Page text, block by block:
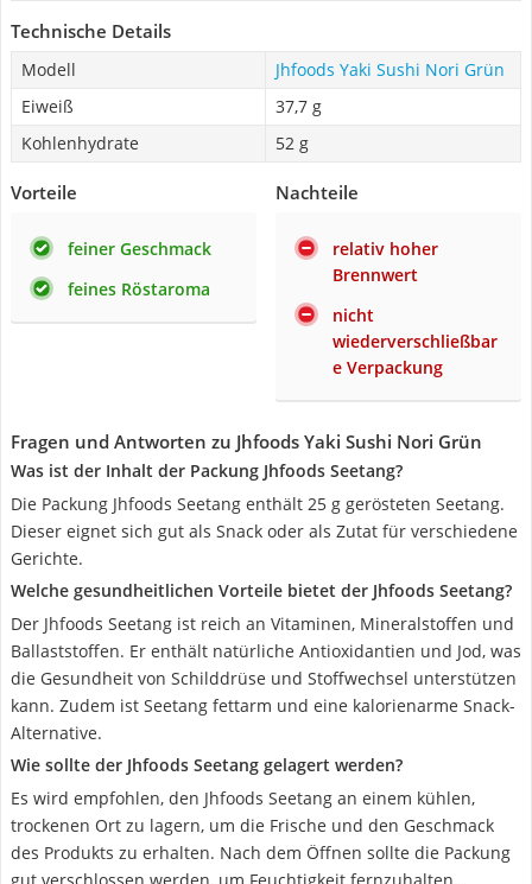
Technische Details
Modell
Jhfoods Yaki Sushi Nori Grün
Eiweiß
37,7 g
Kohlenhydrate
52 g
Vorteile
feiner Geschmack
feines Röstaroma
Nachteile
relativ hoher
Brennwert
nicht
wiederverschließbar
e Verpackung
Fragen und Antworten zu Jhfoods Yaki Sushi Nori Grün
Was ist der Inhalt der Packung Jhfoods Seetang?
Die Packung Jhfoods Seetang enthält 25 g gerösteten Seetang.
Dieser eignet sich gut als Snack oder als Zutat für verschiedene
Gerichte.
Welche gesundheitlichen Vorteile bietet der Jhfoods Seetang?
Der Jhfoods Seetang ist reich an Vitaminen, Mineralstoffen und
Ballaststoffen. Er enthält natürliche Antioxidantien und Jod, was
die Gesundheit von Schilddrüse und Stoffwechsel unterstützen
kann. Zudem ist Seetang fettarm und eine kalorienarme Snack-
Alternative.
Wie sollte der Jhfoods Seetang gelagert werden?
Es wird empfohlen, den Jhfoods Seetang an einem kühlen,
trockenen Ort zu lagern, um die Frische und den Geschmack
des Produkts zu erhalten. Nach dem Öffnen sollte die Packung